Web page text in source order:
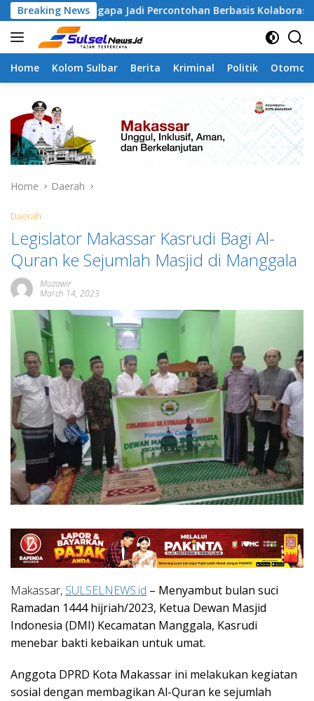
Skip
to
content
Breaking NewsJadi Percontohan Berbasis Kolaborasi Warga
Home Kolom Sulbar Berita Kriminal Politik
Home Daerah
Daerah
Legislator Makassar Kasrudi Bagi Al-
Quran ke Sejumlah Masjid di Manggala
Muzawir
March 14, 2023
Makassar, SULSELNEWS.id – Menyambut bulan suci
Ramadan 1444 hijriah/2023, Ketua Dewan Masjid
Indonesia (DMI) Kecamatan Manggala, Kasrudi
menebar bakti kebaikan untuk umat.
Anggota DPRD Kota Makassar ini melakukan kegiatan
sosial dengan membagikan Al-Quran ke sejumlah